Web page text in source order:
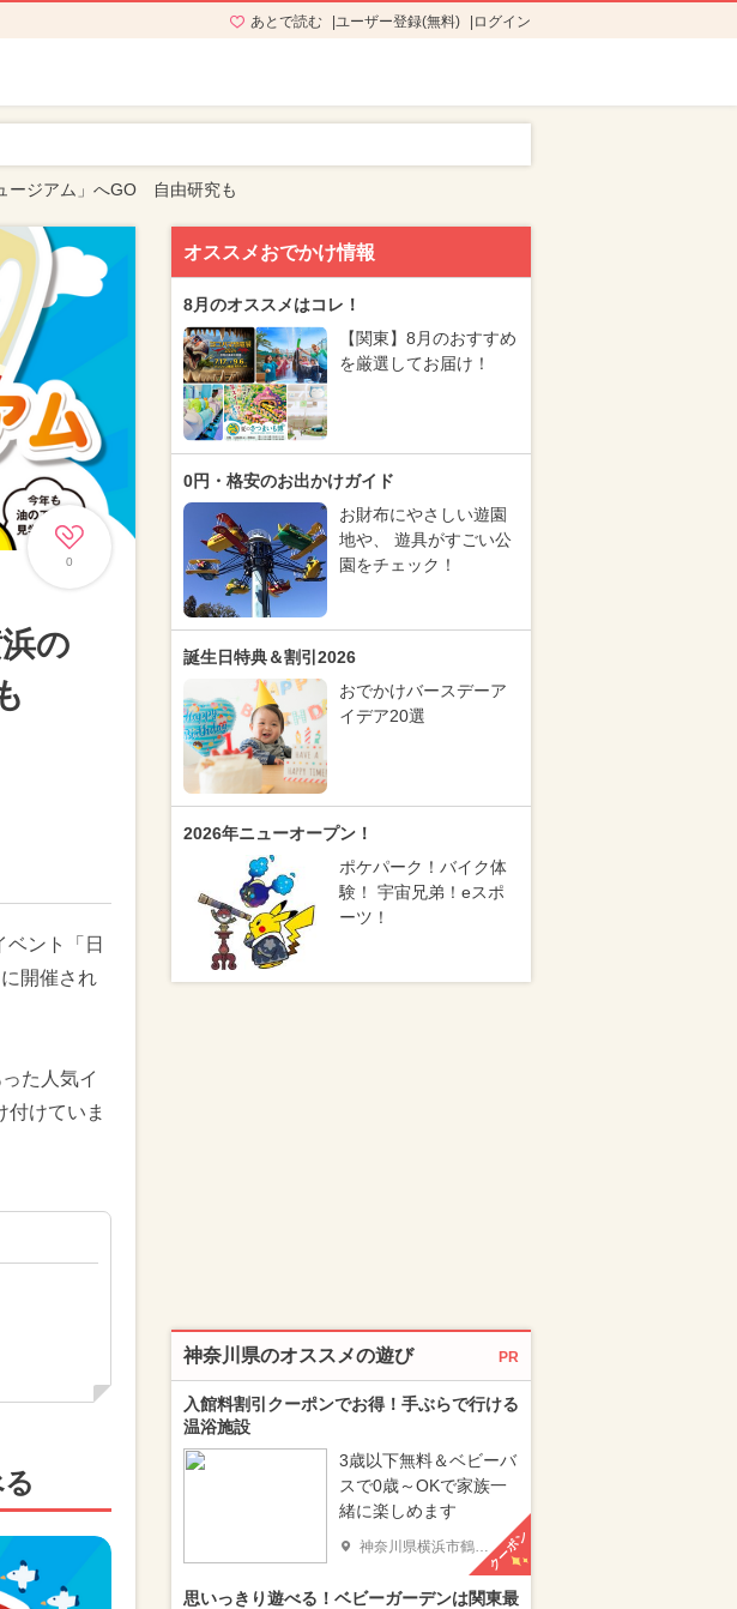
あとで読む ユーザー登録(無料) ログイン
ージアム」へGO 自由研究も
0
の
ント「日
開催され
た人気イ
付けていま
オススメおでかけ情報
8月のオススメはコレ！
【関東】8月のおすすめ
を厳選してお届け！
0円・格安のお出かけガイド
お財布にやさしい遊園
地や、 遊具がすごい公
園をチェック！
誕生日特典＆割引2026
おでかけバースデーア
イデア20選
2026年ニューオープン！
ポケパーク！バイク体
験！ 宇宙兄弟！eスポ
ーツ！
神奈川県のオススメの遊び PR
入館料割引クーポンでお得！手ぶらで行ける
温浴施設
3歳以下無料＆ベビーバ
スで0歳～OKで家族一
緒に楽しめます
神奈川県横浜市鶴見区 クーポン
思いっきり遊べる！ベビーガーデンは関東最